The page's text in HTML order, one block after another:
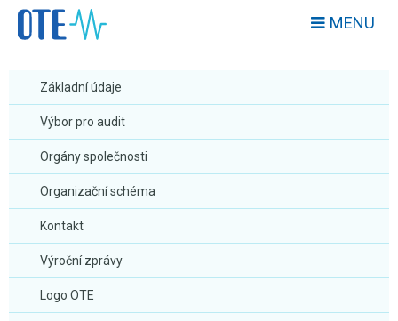
MENU
Základní údaje
Výbor pro audit
Orgány společnosti
Organizační schéma
Kontakt
Výroční zprávy
Logo OTE